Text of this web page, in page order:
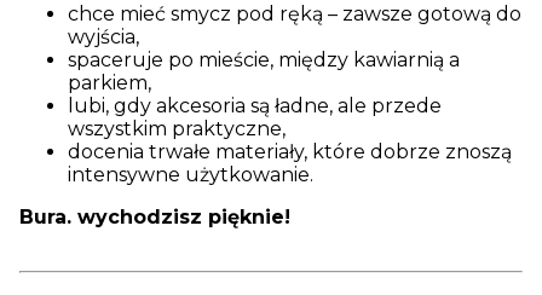
chce mieć smycz pod ręką – zawsze gotową do
wyjścia,
spaceruje po mieście, między kawiarnią a
parkiem,
lubi, gdy akcesoria są ładne, ale przede
wszystkim praktyczne,
docenia trwałe materiały, które dobrze znoszą
intensywne użytkowanie.
Bura. wychodzisz pięknie!